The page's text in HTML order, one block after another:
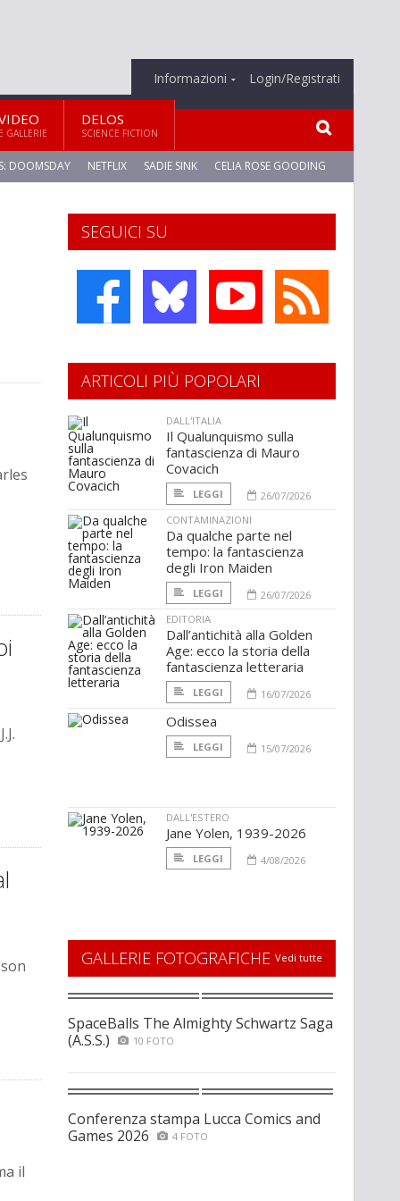
Informazioni Login/Registrati
GALLERIE
DELOS
SCIENCE FICTION
DOOMSDAY NETFLIX SADIE SINK CELIA ROSE GOODING
il
SEGUICI SU
ARTICOLI PIÙ POPOLARI
DALL'ITALIA
Il Qualunquismo sulla
fantascienza di Mauro
Covacich
LEGGI
26/07/2026
CONTAMINAZIONI
Da qualche parte nel
tempo: la fantascienza
degli Iron Maiden
LEGGI
26/07/2026
EDITORIA
Dall’antichità alla Golden
Age: ecco la storia della
fantascienza letteraria
LEGGI 16/07/2026
Odissea
LEGGI 15/07/2026
DALL'ESTERO
Jane Yolen, 1939-2026
LEGGI 4/08/2026
GALLERIE FOTOGRAFICHE Vedi tutte
SpaceBalls The Almighty Schwartz Saga
(A.S.S.)
10 FOTO
Conferenza stampa Lucca Comics and
Games 2026
4 FOTO